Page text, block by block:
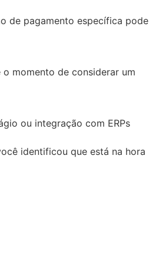
de pagamento específica pode
momento de considerar um
ou integração com ERPs
identificou que está na hora